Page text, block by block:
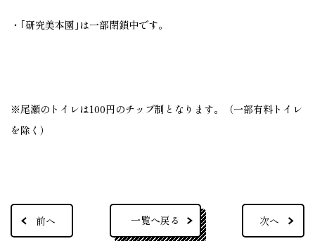
・｢研究美本園｣は一部閉鎖中です。
※尾瀬のトイレは100円のチップ制となります。（一部有料トイレ
を除く）
前へ 次へ
一覧へ戻る